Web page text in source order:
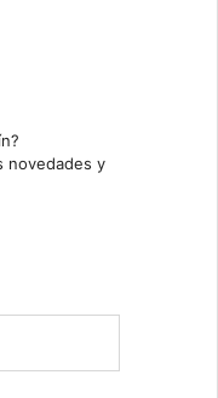
novedades y